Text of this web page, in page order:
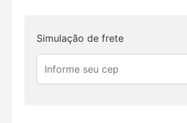
Simulação de frete